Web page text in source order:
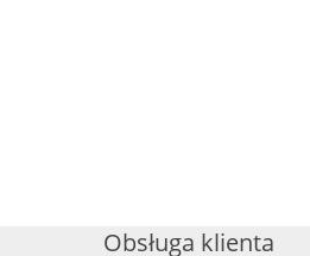
Obsługa klienta